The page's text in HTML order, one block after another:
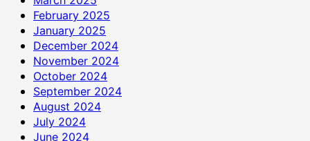
February 2025
January 2025
December 2024
November 2024
October 2024
September 2024
August 2024
July 2024
June 2024